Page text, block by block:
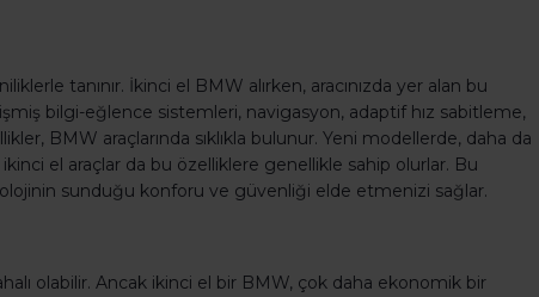
tanınır. İkinci el BMW alırken, aracınızda yer alan bu
bilgi-eğlence sistemleri, navigasyon, adaptif hız sabitleme,
BMW araçlarında sıklıkla bulunur. Yeni modellerde, daha da
el araçlar da bu özelliklere genellikle sahip olurlar. Bu
sunduğu konforu ve güvenliği elde etmenizi sağlar.
olabilir. Ancak ikinci el bir BMW, çok daha ekonomik bir